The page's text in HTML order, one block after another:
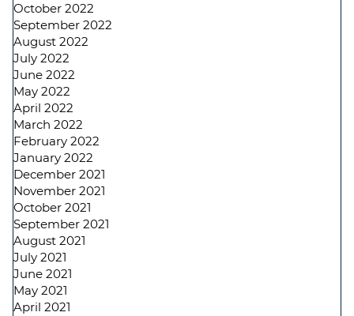
October 2022
September 2022
August 2022
July 2022
June 2022
May 2022
April 2022
March 2022
February 2022
January 2022
December 2021
November 2021
October 2021
September 2021
August 2021
July 2021
June 2021
May 2021
April 2021